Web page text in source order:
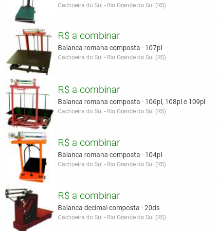
Cachoeira do Sul - Rio Grande do Sul (RS)
R$ a combinar
Balanca romana composta - 107pl
Cachoeira do Sul - Rio Grande do Sul (RS)
R$ a combinar
Balanca romana composta - 106pl, 108pl e 109pl
Cachoeira do Sul - Rio Grande do Sul (RS)
R$ a combinar
Balanca romana composta - 104pl
Cachoeira do Sul - Rio Grande do Sul (RS)
R$ a combinar
Balanca decimal composta - 20ds
Cachoeira do Sul - Rio Grande do Sul (RS)